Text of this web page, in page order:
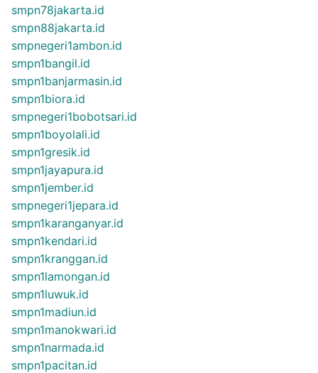
smpn78jakarta.id
smpn88jakarta.id
smpnegeri1ambon.id
smpn1bangil.id
smpn1banjarmasin.id
smpn1biora.id
smpnegeri1bobotsari.id
smpn1boyolali.id
smpn1gresik.id
smpn1jayapura.id
smpn1jember.id
smpnegeri1jepara.id
smpn1karanganyar.id
smpn1kendari.id
smpn1kranggan.id
smpn1lamongan.id
smpn1luwuk.id
smpn1madiun.id
smpn1manokwari.id
smpn1narmada.id
smpn1pacitan.id